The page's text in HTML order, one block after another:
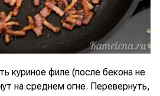
куриное филе (после бекона не
на среднем огне. Перевернуть,